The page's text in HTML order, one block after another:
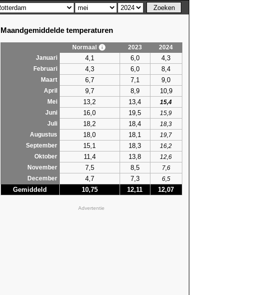
Maandgemiddelde temperaturen
Normaal 2023
2024
Januari
4,1 6,0 4,3
Februari 4,3 6,0 8,4
Maart 6,7 7,1 9,0
April 9,7 8,9 10,9
Mei 13,2 13,4
15,4
Juni
16,0 19,5
15,9
Juli
18,2 18,4
18,3
Augustus
18,0 18,1
19,7
September
15,1 18,3
16,2
Oktober
11,4 13,8
12,6
November
7,5 8,5
7,6
December
4,7 7,3 6,5
Gemiddeld 10,75 12,11 12,07
Advertentie